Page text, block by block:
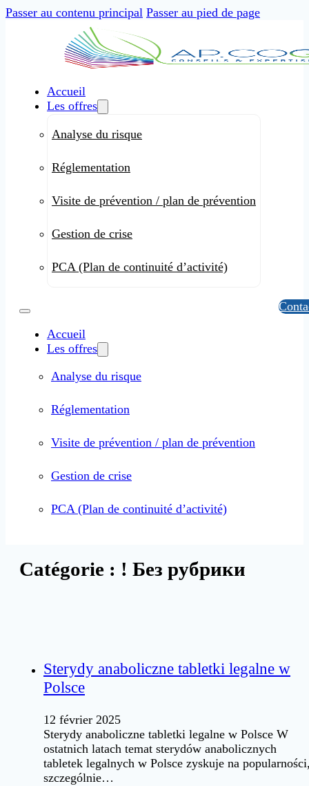
Passer au contenu principal Passer au pied de page
Accueil
Les offres
Analyse du risque
Réglementation
Visite de prévention / plan de prévention
Gestion de crise
PCA (Plan de continuité d’activité)
Accueil
Les offres
Analyse du risque
Réglementation
Visite de prévention / plan de prévention
Gestion de crise
PCA (Plan de continuité d’activité)
Catégorie : ! Без рубрики
Sterydy anaboliczne tabletki legalne w
Polsce
12 février 2025
Sterydy anaboliczne tabletki legalne w Polsce W
ostatnich latach temat sterydów anabolicznych
tabletek legalnych w Polsce zyskuje na
szczególnie…